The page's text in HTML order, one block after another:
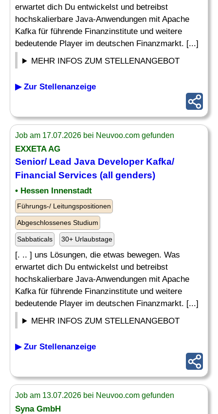
erwartet dich Du entwickelst und betreibst
hochskalierbare Java-Anwendungen mit Apache
Kafka für führende Finanzinstitute und weitere
bedeutende Player im deutschen Finanzmarkt. [...]
MEHR INFOS ZUM STELLENANGEBOT
▶ Zur Stellenanzeige
Job am 17.07.2026 bei Neuvoo.com gefunden
EXXETA AG
Senior/ Lead Java DeveloperKafka/
Financial Services (all genders)
• Hessen Innenstadt
Führungs-/ Leitungspositionen
Abgeschlossenes Studium
Sabbaticals 30+ Urlaubstage
[. .. ] uns Lösungen, die etwas bewegen. Was
erwartet dich Du entwickelst und betreibst
hochskalierbare Java-Anwendungen mit Apache
Kafka für führende Finanzinstitute und weitere
bedeutende Player im deutschen Finanzmarkt. [...]
MEHR INFOS ZUM STELLENANGEBOT
▶ Zur Stellenanzeige
Job am 13.07.2026 bei Neuvoo.com gefunden
Syna GmbH